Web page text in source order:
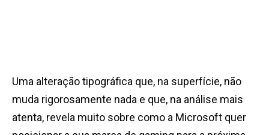
Uma alteração tipográfica que, na superfície, não
muda rigorosamente nada e que, na análise mais
atenta, revela muito sobre como a Microsoft quer